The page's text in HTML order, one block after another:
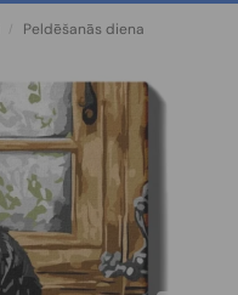
/ Peldēšanās diena